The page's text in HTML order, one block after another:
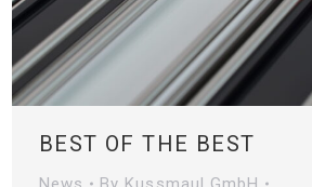
BEST OF THE BEST